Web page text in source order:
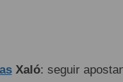
Xaló: seguir